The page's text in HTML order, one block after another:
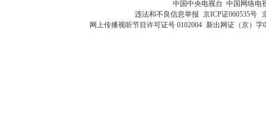
中国中央电视台 中国网络电
违法和不良信息举报 京ICP证060535号
网上传播视听节目许可证号 0102004 新出网证（京）